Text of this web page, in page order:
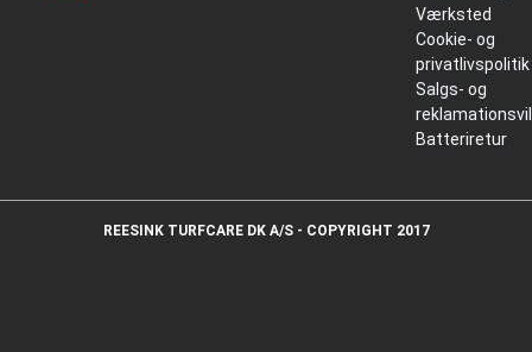
Værksted
Cookie- og
privatlivspolitik
Salgs- og
Batteriretur
REESINK TURFCARE DK A/S - COPYRIGHT 2017